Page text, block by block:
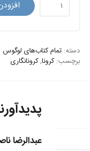
بدنی
کرونایی
عدد
دسته: تمام کتاب‌های لوگوس
برچسب: کرونا,کرونانگاری
عبدالرضا